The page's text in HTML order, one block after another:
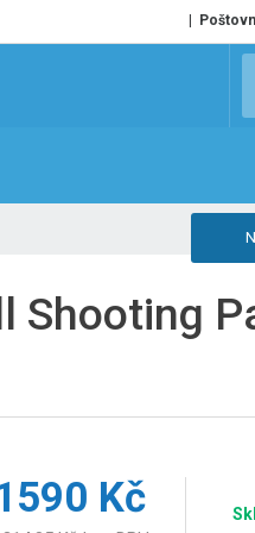
e
a
Shooting
Kč